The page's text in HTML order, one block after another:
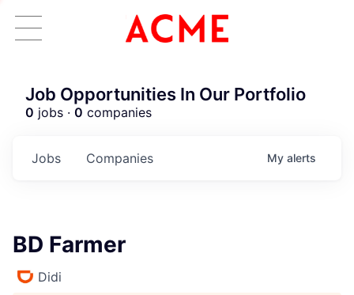
Job Opportunities In Our Portfolio
0 jobs · 0 companies
Jobs Companies My alerts
BD Farmer
Didi